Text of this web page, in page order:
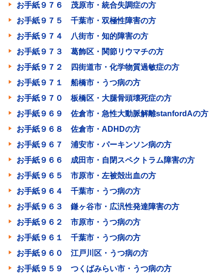
お手紙９７６ 茂原市・統合失調症の方
お手紙９７５ 千葉市・双極性障害の方
お手紙９７４ 八街市・知的障害の方
お手紙９７３ 葛飾区・関節リウマチの方
お手紙９７２ 四街道市・化学物質過敏症の方
お手紙９７１ 船橋市・うつ病の方
お手紙９７０ 板橋区・大腿骨頭壊死症の方
お手紙９６９ 佐倉市・急性大動脈解離stanfordAの方
お手紙９６８ 佐倉市・ADHDの方
お手紙９６７ 浦安市・パーキンソン病の方
お手紙９６６ 成田市・自閉スペクトラム障害の方
お手紙９６５ 市原市・左被殻出血の方
お手紙９６４ 千葉市・うつ病の方
お手紙９６３ 鎌ヶ谷市・広汎性発達障害の方
お手紙９６２ 市原市・うつ病の方
お手紙９６１ 千葉市・うつ病の方
お手紙９６０ 江戸川区・うつ病の方
お手紙９５９ つくばみらい市・うつ病の方